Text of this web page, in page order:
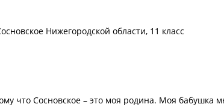
Нижегородской области, 11 класс
что Сосновское – это моя родина. Моя бабушка